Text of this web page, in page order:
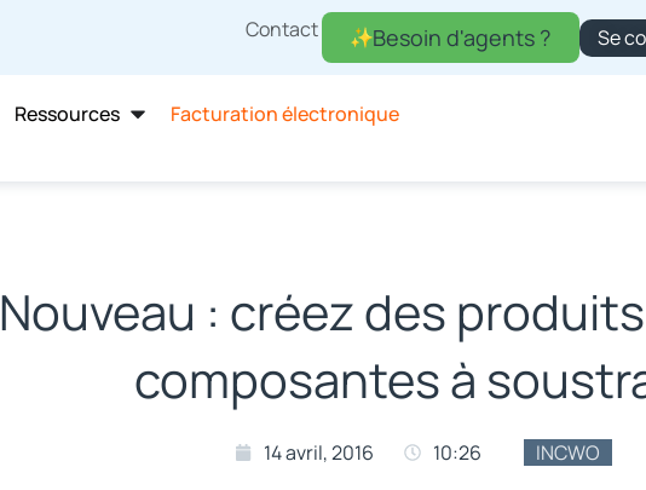
Contact Se
Besoin d'agents ?
Ressources Facturation électronique
Nouveau : créez des
composantes à
14 avril, 2016 10:26 INCWO